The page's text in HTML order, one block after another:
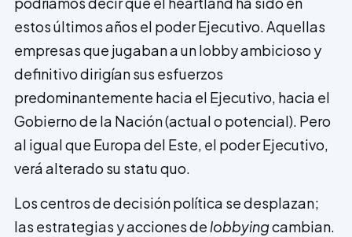
estos últimos años el poder Ejecutivo. Aquellas
empresas que jugaban a un lobby ambicioso y
definitivo dirigían sus esfuerzos
predominantemente hacia el Ejecutivo, hacia el
Gobierno de la Nación (actual o potencial). Pero
al igual que Europa del Este, el poder Ejecutivo,
verá alterado su statu quo.
Los centros de decisión política se desplazan;
las estrategias y acciones de lobbyingcam­bian.